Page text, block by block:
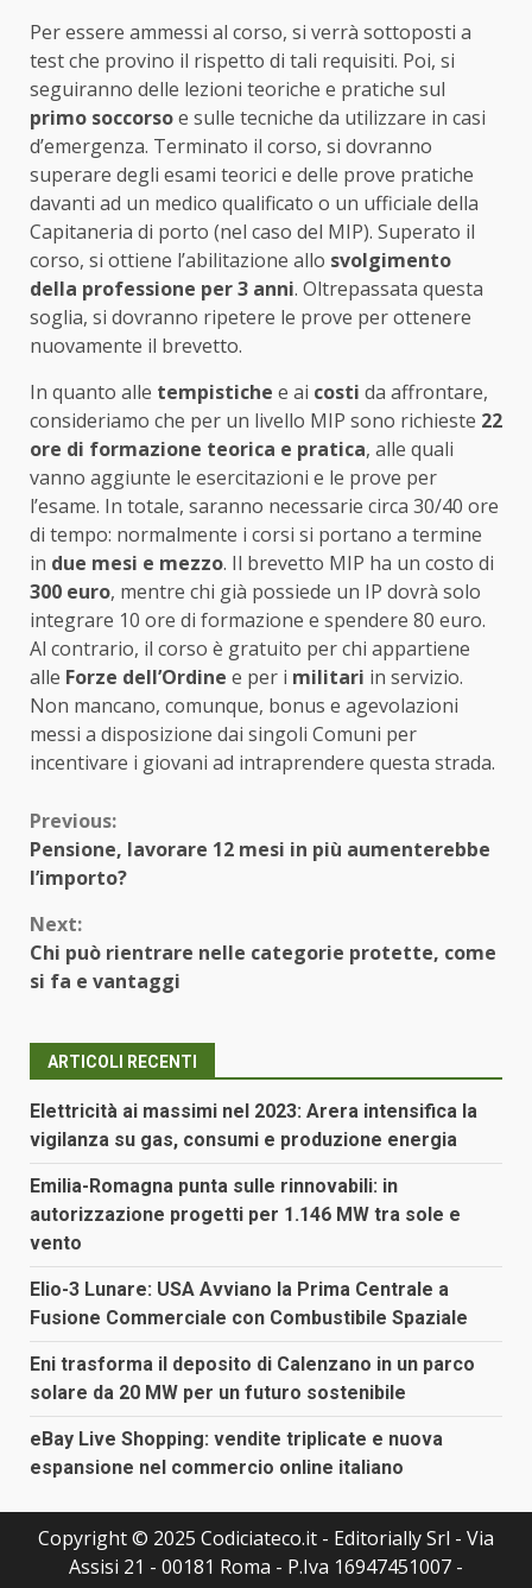
Per essere ammessi al corso, si verrà sottoposti a
test che provino il rispetto di tali requisiti. Poi, si
seguiranno delle lezioni teoriche e pratiche sul
primo soccorsoe sulle tecniche da utilizzare in casi
d’emergenza. Terminato il corso, si dovranno
superare degli esami teorici e delle prove pratiche
davanti ad un medico qualificato o un ufficiale della
Capitaneria di porto (nel caso del MIP). Superato il
corso, si ottiene l’abilitazione allo svolgimento
della professione per 3 anni. Oltrepassata questa
soglia, si dovranno ripetere le prove per ottenere
nuovamente il brevetto.
In quanto alle tempistiche e ai costi da affrontare,
consideriamo che per un livello MIP sono richieste 22
ore di formazione teorica e pratica, alle quali
vanno aggiunte le esercitazioni e le prove per
l’esame. In totale, saranno necessarie circa 30/40 ore
di tempo: normalmente i corsi si portano a termine
in due mesi e mezzo. Il brevetto MIP ha un costo di
300 euro, mentre chi già possiede un IP dovrà solo
integrare 10 ore di formazione e spendere 80 euro.
Al contrario, il corso è gratuito per chi appartiene
alle Forze dell’Ordine e per i militari in servizio.
Non mancano, comunque, bonus e agevolazioni
messi a disposizione dai singoli Comuni per
incentivare i giovani ad intraprendere questa strada.
Continue
Reading
Previous:
Pensione, lavorare 12 mesi in più aumenterebbe
l’importo?
Next:
Chi può rientrare nelle categorie protette, come
si fa e vantaggi
ARTICOLI RECENTI
Elettricità ai massimi nel 2023: Arera intensifica la
vigilanza su gas, consumi e produzione energia
Emilia-Romagna punta sulle rinnovabili: in
autorizzazione progetti per 1.146 MW tra sole e
vento
Elio-3 Lunare: USA Avviano la Prima Centrale a
Fusione Commerciale con Combustibile Spaziale
Eni trasforma il deposito di Calenzano in un parco
solare da 20 MW per un futuro sostenibile
eBay Live Shopping: vendite triplicate e nuova
espansione nel commercio online italiano
Copyright © 2025 Codiciateco.it - Editorially Srl - Via
Assisi 21 - 00181 Roma - P.Iva 16947451007 -